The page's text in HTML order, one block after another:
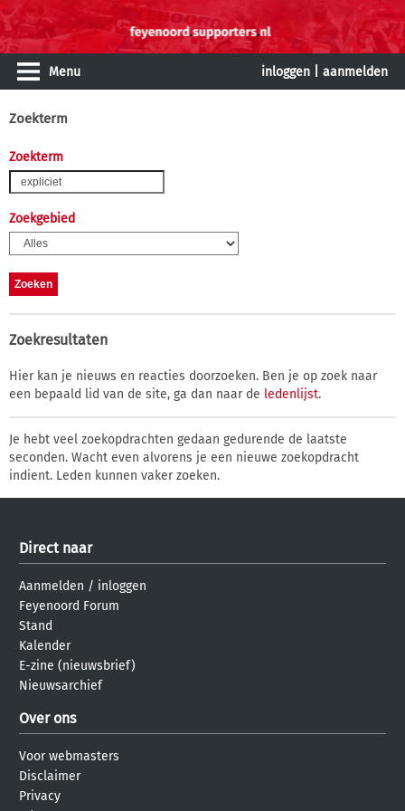
Menu inloggen aanmelden
Zoekterm
Zoekterm
Zoekgebied
Zoekresultaten
Hier kan je nieuws en reacties doorzoeken. Ben je op zoek naar
een bepaald lid van de site, ga dan naar de ledenlijst.
Je hebt veel zoekopdrachten gedaan gedurende de laatste
seconden. Wacht even alvorens je een nieuwe zoekopdracht
indient. Leden kunnen vaker zoeken.
Direct naar
Aanmelden / inloggen
Feyenoord Forum
Stand
Kalender
E-zine (nieuwsbrief)
Nieuwsarchief
Over ons
Voor webmasters
Disclaimer
Privacy